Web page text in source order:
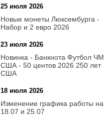
25 июля 2026
Новые монеты Люксембурга -
Набор и 2 евро 2026
23 июля 2026
Новинка - Банкнота Футбол ЧМ.
США - 50 центов 2026 250 лет
США
18 июля 2026
Изменение графика работы на
18.07 и 25.07